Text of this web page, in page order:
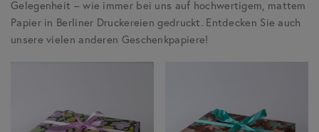
Gelegenheit – wie immer bei uns auf hochwertigem, mattem
Papier in Berliner Druckereien gedruckt. Entdecken Sie auch
unsere vielen anderen Geschenkpapiere!